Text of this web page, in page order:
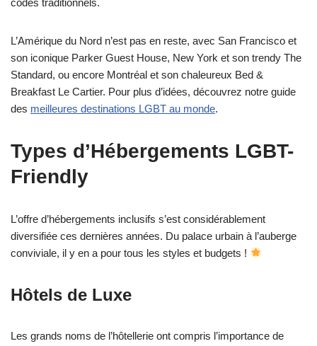
codes traditionnels.
L’Amérique du Nord n’est pas en reste, avec San Francisco et
son iconique Parker Guest House, New York et son trendy The
Standard, ou encore Montréal et son chaleureux Bed &
Breakfast Le Cartier. Pour plus d’idées, découvrez notre guide
des meilleures destinations LGBT au monde.
Types d’Hébergements LGBT-
Friendly
L’offre d’hébergements inclusifs s’est considérablement
diversifiée ces dernières années. Du palace urbain à l’auberge
conviviale, il y en a pour tous les styles et budgets !
Hôtels de Luxe
Les grands noms de l’hôtellerie ont compris l’importance de